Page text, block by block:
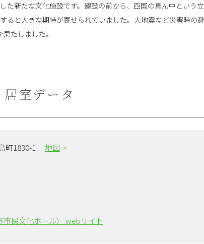
新たな文化施設です。建設の前から、四国の真ん中という立
ると大きな期待が寄せられていました。大地震など災害時の
たしました。
居室データ
町1830-1
地図
市民文化ホール） webサイト